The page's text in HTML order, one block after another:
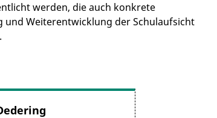
werden, die auch konkrete
Weiterentwicklung der Schulaufsicht